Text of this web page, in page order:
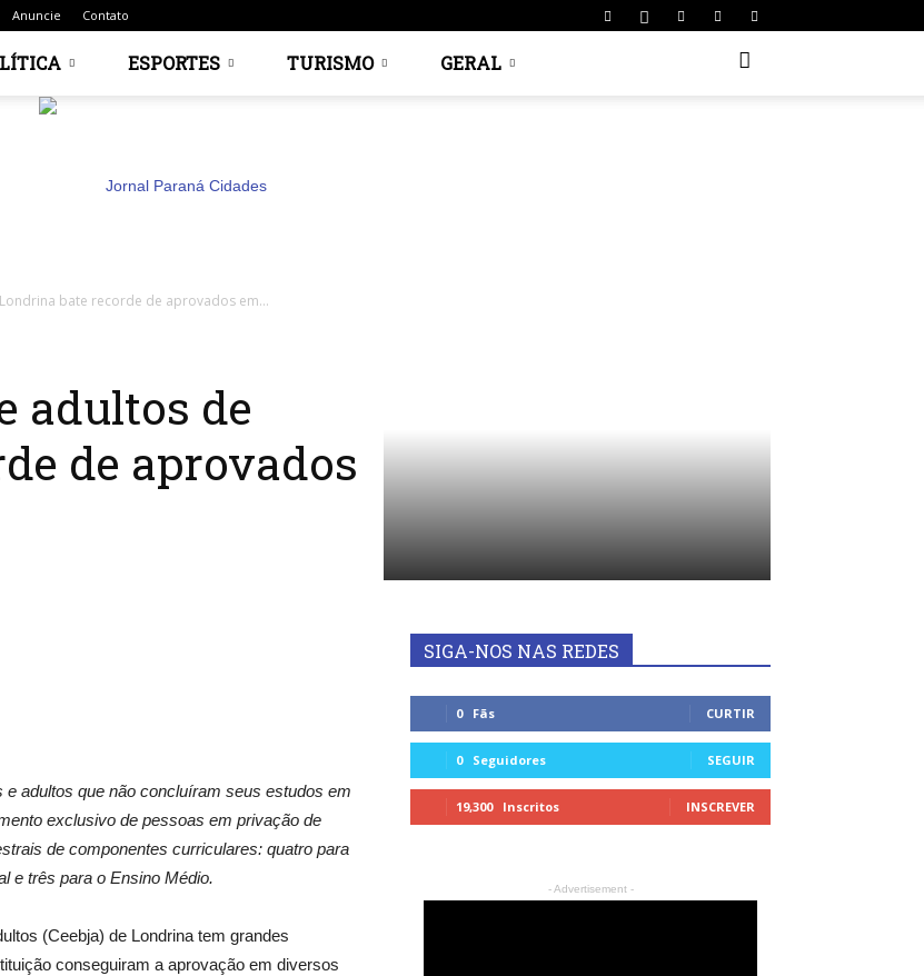
Anuncie Contato
ESPORTES TURISMO GERAL
bate recorde de aprovados em...
adultos de
de aprovados
adultos que não concluíram seus estudos em
exclusivo de pessoas em privação de
de componentes curriculares: quatro para
e três para o Ensino Médio.
(Ceebja) de Londrina tem grandes
conseguiram a aprovação em diversos
SIGA-NOS NAS REDES
0 Fãs CURTIR
0 Seguidores SEGUIR
19,300 Inscritos INSCREVER
- Advertisement -